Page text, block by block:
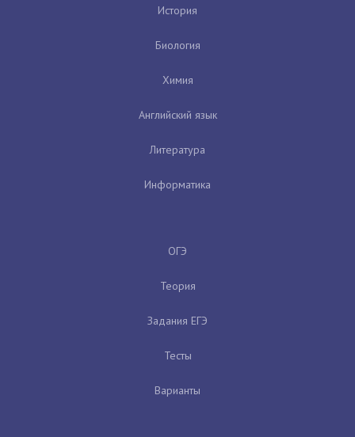
История
Биология
Химия
Английский язык
Литература
Информатика
ОГЭ
Теория
Задания ЕГЭ
Тесты
Варианты